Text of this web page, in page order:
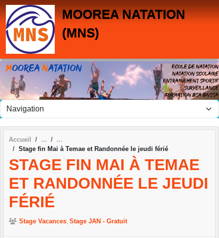
MOOREA NATATION
(MNS)
Accueil
Stage fin Mai à Temae et Randonnée le jeudi férié
STAGE FIN MAI À TEMAE
ET RANDONNÉE LE JEUDI
FÉRIÉ
Stage Vacances Stage JAN - Gratuit
Panneau de gestion des cookies